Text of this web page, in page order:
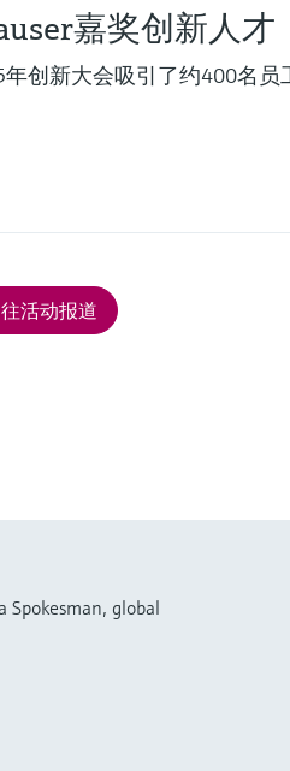
嘉奖创新人才
年创新大会吸引了约400名员
活动报道
Spokesman, global